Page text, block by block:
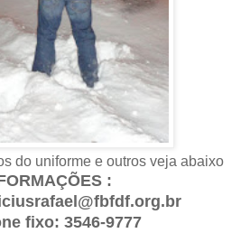
do uniforme e outros veja abaixo
:
fixo: 3546-9777